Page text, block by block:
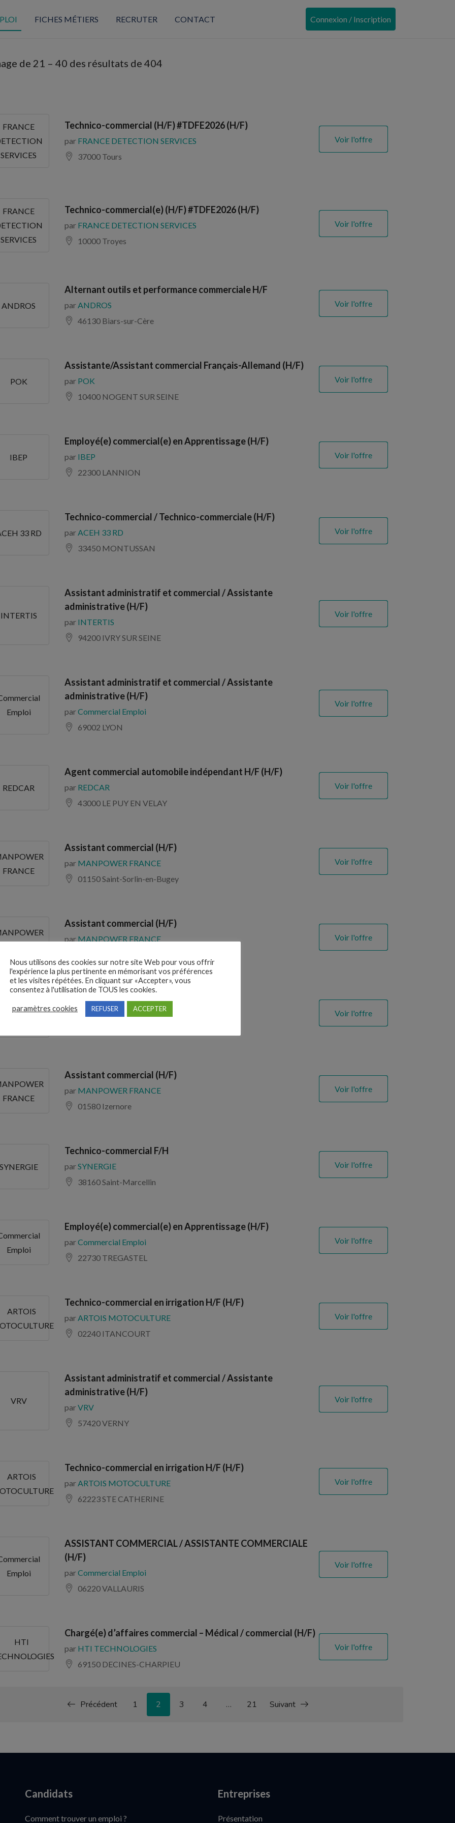
FICHES MÉTIERS RECRUTER CONTACT Connexion / Inscription
de 21 – 40 des résultats de 404
FRANCE
SERVICES
Technico-commercial (H/F) #TDFE2026 (H/F)
par FRANCE DETECTION SERVICES
37000 Tours
Voir l'offre
FRANCE
SERVICES
Technico-commercial(e) (H/F) #TDFE2026 (H/F)
par FRANCE DETECTION SERVICES
10000 Troyes
Voir l'offre
ANDROS
Alternant outils et performance commerciale H/F
parANDROS
46130 Biars-sur-Cère
Voir l'offre
POK
Assistante/Assistant commercial Français-Allemand (H/F)
par POK
10400 NOGENT SUR SEINE
Voir l'offre
IBEP
Employé(e) commercial(e) en Apprentissage (H/F)
par IBEP
22300 LANNION
Voir l'offre
33 RD
Technico-commercial / Technico-commerciale (H/F)
parACEH 33 RD
33450 MONTUSSAN
Voir l'offre
INTERTIS
Assistant administratif et commercial / Assistante
administrative (H/F)
par INTERTIS
94200 IVRY SUR SEINE
Voir l'offre
Emploi
Assistant administratif et commercial / Assistante
administrative (H/F)
parCommercial Emploi
69002 LYON
Voir l'offre
REDCAR
Agent commercial automobile indépendant H/F (H/F)
par REDCAR
43000 LE PUY EN VELAY
Voir l'offre
FRANCE
Assistant commercial (H/F)
par MANPOWER FRANCE
01150 Saint-Sorlin-en-Bugey
Voir l'offre
Assistant commercial (H/F)
par MANPOWER FRANCE
Voir l'offre
Technico-commercial (H/F)
parMANPOWER
Voir l'offre
FRANCE
Assistant commercial (H/F)
par MANPOWER FRANCE
01580 Izernore
Voir l'offre
SYNERGIE
Technico-commercial F/H
parSYNERGIE
38160 Saint-Marcellin
Voir l'offre
Emploi
Employé(e) commercial(e) en Apprentissage (H/F)
parCommercial Emploi
22730 TREGASTEL
Voir l'offre
ARTOIS
Technico-commercial en irrigation H/F (H/F)
parARTOIS MOTOCULTURE
02240 ITANCOURT
Voir l'offre
VRV
Assistant administratif et commercial / Assistante
administrative (H/F)
parVRV
57420 VERNY
Voir l'offre
ARTOIS
Technico-commercial en irrigation H/F (H/F)
parARTOIS MOTOCULTURE
62223 STE CATHERINE
Voir l'offre
Emploi
ASSISTANT COMMERCIAL / ASSISTANTE COMMERCIALE
(H/F)
parCommercial Emploi
06220 VALLAURIS
Voir l'offre
HTI
Chargé(e) d’affaires commercial – Médical / commercial (H/F)
par HTI TECHNOLOGIES
69150 DECINES-CHARPIEU
Voir l'offre
Précédent 1 2 3 4 … 21 Suivant
Candidats
Comment trouver un emploi ?
Entreprises
Présentation
Nous utilisons des cookies sur notre site Web pour vous offrir
l'expérience la plus pertinente en mémorisant vos préférences
et les visites répétées. En cliquant sur «Accepter», vous
consentez à l'utilisation de TOUS les cookies.
paramètres cookies REFUSER ACCEPTER